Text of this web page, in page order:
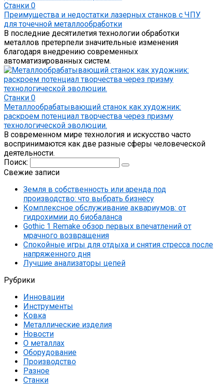
Станки 0
Преимущества и недостатки лазерных станков с ЧПУ
для точечной металлообработки
В последние десятилетия технологии обработки
металлов претерпели значительные изменения
благодаря внедрению современных
автоматизированных систем.
Станки 0
Металлообрабатывающий станок как художник:
раскроем потенциал творчества через призму
технологической эволюции.
В современном мире технология и искусство часто
воспринимаются как две разные сферы человеческой
деятельности.
Поиск:
Свежие записи
Земля в собственность или аренда под
производство: что выбрать бизнесу
Комплексное обслуживание аквариумов: от
гидрохимии до биобаланса
Gothic 1 Remake обзор первых впечатлений от
мрачного возвращения
Спокойные игры для отдыха и снятия стресса после
напряженного дня
Лучшие анализаторы цепей
Рубрики
Инновации
Инструменты
Ковка
Металлические изделия
Новости
О металлах
Оборудование
Производство
Разное
Станки